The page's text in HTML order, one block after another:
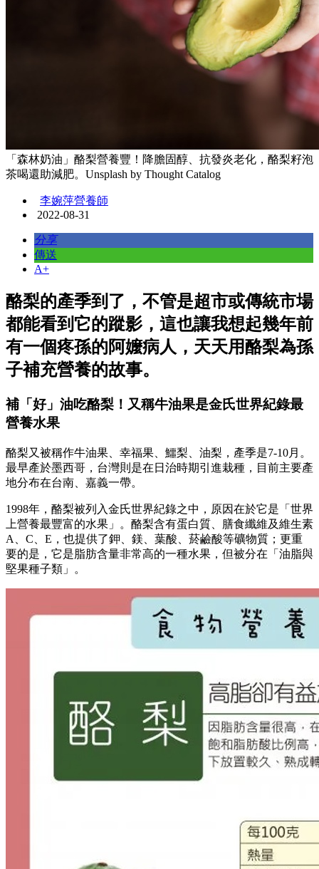
「森林奶油」酪梨營養豐！降膽固醇、抗發炎老化，酪梨籽泡
茶喝還助減肥。Unsplash by Thought Catalog
李婉萍營養師
2022-08-31
分享
傳送
A+
酪梨的產季到了，不管是超市或傳統市場
都能看到它的蹤影，這也讓我想起幾年前
有一個疼孫的阿嬤病人，天天用酪梨為孫
子補充營養的故事。
補「好」油吃酪梨！又稱牛油果是金氏世界紀錄最
營養水果
酪梨又被稱作牛油果、幸福果、鱷梨、油梨，產季是7-10月。
最早產於墨西哥，台灣則是在日治時期引進栽種，目前主要產
地分布在台南、嘉義一帶。
1998年，酪梨被列入金氏世界紀錄之中，原因在於它是「世界
上營養最豐富的水果」。酪梨含有蛋白質、膳食纖維及維生素
A、C、E，也提供了鉀、鎂、葉酸、菸鹼酸等礦物質；更重
要的是，它是脂肪含量非常高的一種水果，但被分在「油脂與
堅果種子類」。